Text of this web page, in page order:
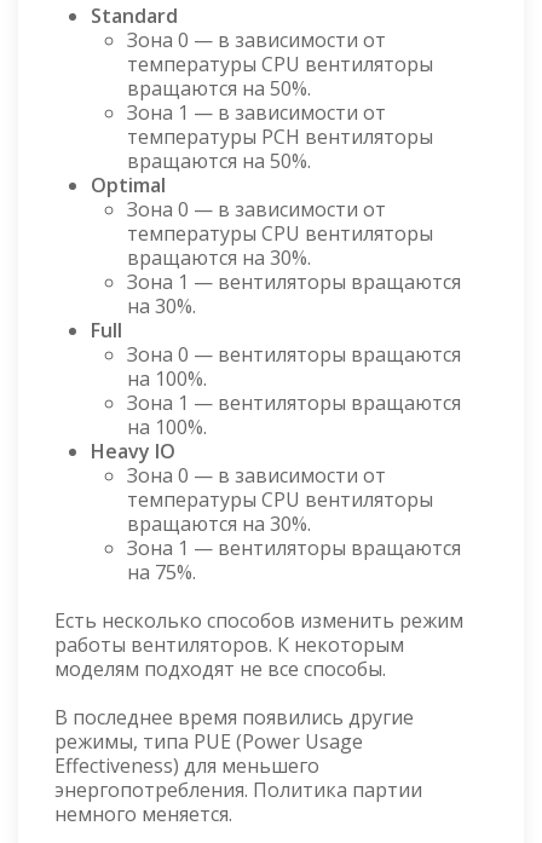
Standard
Зона 0 — в зависимости от
температуры CPU вентиляторы
вращаются на 50%.
Зона 1 — в зависимости от
температуры PCH вентиляторы
вращаются на 50%.
Optimal
Зона 0 — в зависимости от
температуры CPU вентиляторы
вращаются на 30%.
Зона 1 — вентиляторы вращаются
на 30%.
Full
Зона 0 — вентиляторы вращаются
на 100%.
Зона 1 — вентиляторы вращаются
на 100%.
Heavy IO
Зона 0 — в зависимости от
температуры CPU вентиляторы
вращаются на 30%.
Зона 1 — вентиляторы вращаются
на 75%.
Есть несколько способов изменить режим
работы вентиляторов. К некоторым
моделям подходят не все способы.
В последнее время появились другие
режимы, типа PUE (Power Usage
Effectiveness) для меньшего
энергопотребления. Политика партии
немного меняется.